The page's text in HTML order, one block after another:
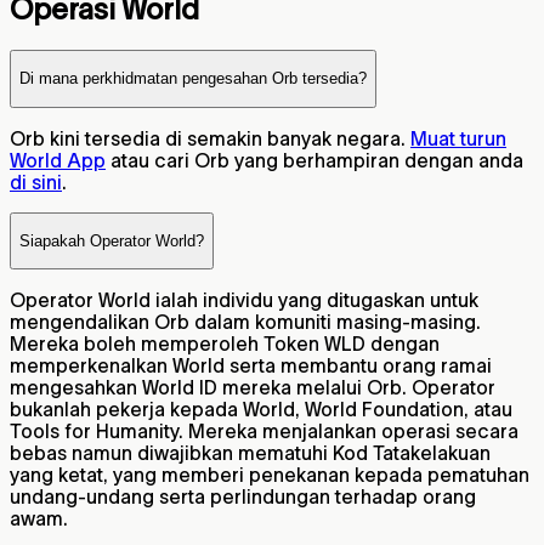
Operasi World
Di mana perkhidmatan pengesahan Orb tersedia?
Orb kini tersedia di semakin banyak negara. Muat turun
World App atau cari Orb yang berhampiran dengan anda
di sini.
Siapakah Operator World?
Operator World ialah individu yang ditugaskan untuk
mengendalikan Orb dalam komuniti masing-masing.
Mereka boleh memperoleh Token WLD dengan
memperkenalkan World serta membantu orang ramai
mengesahkan World ID mereka melalui Orb. Operator
bukanlah pekerja kepada World, World Foundation, atau
Tools for Humanity. Mereka menjalankan operasi secara
bebas namun diwajibkan mematuhi Kod Tatakelakuan
yang ketat, yang memberi penekanan kepada pematuhan
undang-undang serta perlindungan terhadap orang
awam.